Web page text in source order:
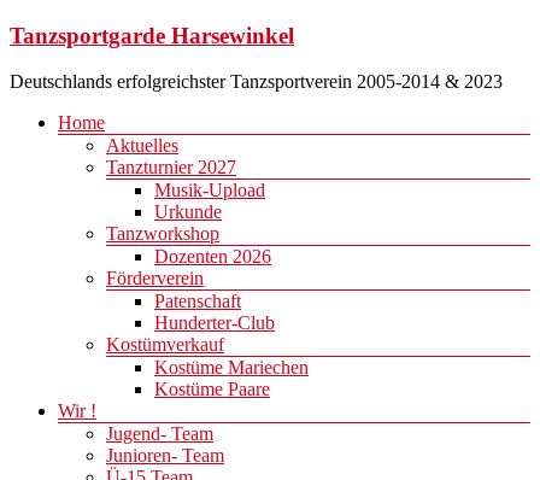
Zum
springen
Tanzsportgarde Harsewinkel
Deutschlands erfolgreichster Tanzsportverein 2005-2014 & 2023
Menü
Home
Aktuelles
Tanzturnier 2027
Musik-Upload
Urkunde
Tanzworkshop
Dozenten 2026
Förderverein
Patenschaft
Hunderter-Club
Kostümverkauf
Kostüme Mariechen
Kostüme Paare
Wir !
Jugend- Team
Junioren- Team